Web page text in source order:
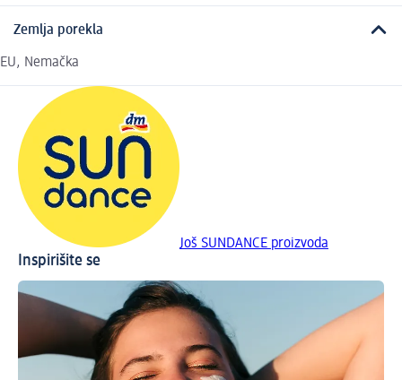
Zemlja porekla
EU, Nemačka
Još SUNDANCE proizvoda
Inspirišite se